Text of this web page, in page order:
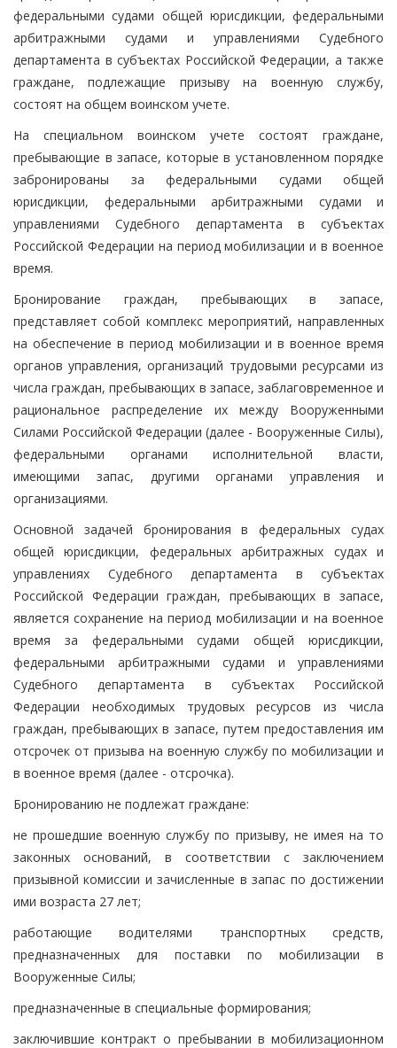
федеральными судами общей юрисдикции, федеральными
арбитражными судами и управлениями Судебного
департамента в субъектах Российской Федерации, а также
граждане, подлежащие призыву на военную службу,
состоят на общем воинском учете.
На специальном воинском учете состоят граждане,
пребывающие в запасе, которые в установленном порядке
забронированы за федеральными судами общей
юрисдикции, федеральными арбитражными судами и
управлениями Судебного департамента в субъектах
Российской Федерации на период мобилизации и в военное
время.
Бронирование граждан, пребывающих в запасе,
представляет собой комплекс мероприятий, направленных
на обеспечение в период мобилизации и в военное время
органов управления, организаций трудовыми ресурсами из
числа граждан, пребывающих в запасе, заблаговременное и
рациональное распределение их между Вооруженными
Силами Российской Федерации (далее - Вооруженные Силы),
федеральными органами исполнительной власти,
имеющими запас, другими органами управления и
организациями.
Основной задачей бронирования в федеральных судах
общей юрисдикции, федеральных арбитражных судах и
управлениях Судебного департамента в субъектах
Российской Федерации граждан, пребывающих в запасе,
является сохранение на период мобилизации и на военное
время за федеральными судами общей юрисдикции,
федеральными арбитражными судами и управлениями
Судебного департамента в субъектах Российской
Федерации необходимых трудовых ресурсов из числа
граждан, пребывающих в запасе, путем предоставления им
отсрочек от призыва на военную службу по мобилизации и
в военное время (далее - отсрочка).
Бронированию не подлежат граждане:
не прошедшие военную службу по призыву, не имея на то
законных оснований, в соответствии с заключением
призывной комиссии и зачисленные в запас по достижении
ими возраста 27 лет;
работающие водителями транспортных средств,
предназначенных для поставки по мобилизации в
Вооруженные Силы;
предназначенные в специальные формирования;
заключившие контракт о пребывании в мобилизационном